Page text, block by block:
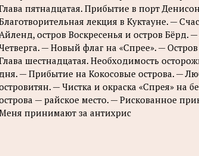
пятнадцатая. Прибытие в порт
лекция в Куктауне. —
остров Воскресенья и остров Бёрд.
— Новый флаг на «Спрее». —
шестнадцатая. Необходимость
дня. — Прибытие на Кокосовые острова. —
— Чистка и окраска «Спрея» на
— райское место. — Рискованное
принимают за антихрис